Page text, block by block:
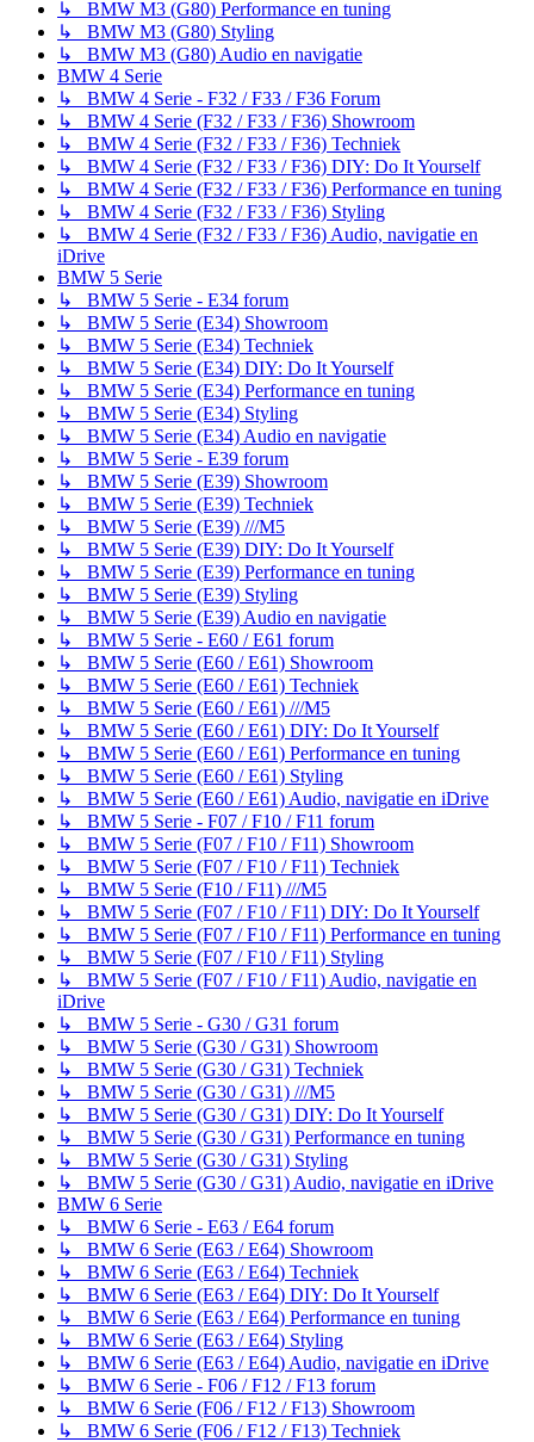
↳ BMW M3 (G80) Performance en tuning
↳ BMW M3 (G80) Styling
↳ BMW M3 (G80) Audio en navigatie
BMW 4 Serie
↳ BMW 4 Serie - F32 / F33 / F36 Forum
↳ BMW 4 Serie (F32 / F33 / F36) Showroom
↳ BMW 4 Serie (F32 / F33 / F36) Techniek
↳ BMW 4 Serie (F32 / F33 / F36) DIY: Do It Yourself
↳ BMW 4 Serie (F32 / F33 / F36) Performance en tuning
↳ BMW 4 Serie (F32 / F33 / F36) Styling
↳ BMW 4 Serie (F32 / F33 / F36) Audio, navigatie en
iDrive
BMW 5 Serie
↳ BMW 5 Serie - E34 forum
↳ BMW 5 Serie (E34) Showroom
↳ BMW 5 Serie (E34) Techniek
↳ BMW 5 Serie (E34) DIY: Do It Yourself
↳ BMW 5 Serie (E34) Performance en tuning
↳ BMW 5 Serie (E34) Styling
↳ BMW 5 Serie (E34) Audio en navigatie
↳ BMW 5 Serie - E39 forum
↳ BMW 5 Serie (E39) Showroom
↳ BMW 5 Serie (E39) Techniek
↳ BMW 5 Serie (E39) ///M5
↳ BMW 5 Serie (E39) DIY: Do It Yourself
↳ BMW 5 Serie (E39) Performance en tuning
↳ BMW 5 Serie (E39) Styling
↳ BMW 5 Serie (E39) Audio en navigatie
↳ BMW 5 Serie - E60 / E61 forum
↳ BMW 5 Serie (E60 / E61) Showroom
↳ BMW 5 Serie (E60 / E61) Techniek
↳ BMW 5 Serie (E60 / E61) ///M5
↳ BMW 5 Serie (E60 / E61) DIY: Do It Yourself
↳ BMW 5 Serie (E60 / E61) Performance en tuning
↳ BMW 5 Serie (E60 / E61) Styling
↳ BMW 5 Serie (E60 / E61) Audio, navigatie en iDrive
↳ BMW 5 Serie - F07 / F10 / F11 forum
↳ BMW 5 Serie (F07 / F10 / F11) Showroom
↳ BMW 5 Serie (F07 / F10 / F11) Techniek
↳ BMW 5 Serie (F10 / F11) ///M5
↳ BMW 5 Serie (F07 / F10 / F11) DIY: Do It Yourself
↳ BMW 5 Serie (F07 / F10 / F11) Performance en tuning
↳ BMW 5 Serie (F07 / F10 / F11) Styling
↳ BMW 5 Serie (F07 / F10 / F11) Audio, navigatie en
iDrive
↳ BMW 5 Serie - G30 / G31 forum
↳ BMW 5 Serie (G30 / G31) Showroom
↳ BMW 5 Serie (G30 / G31) Techniek
↳ BMW 5 Serie (G30 / G31) ///M5
↳ BMW 5 Serie (G30 / G31) DIY: Do It Yourself
↳ BMW 5 Serie (G30 / G31) Performance en tuning
↳ BMW 5 Serie (G30 / G31) Styling
↳ BMW 5 Serie (G30 / G31) Audio, navigatie en iDrive
BMW 6 Serie
↳ BMW 6 Serie - E63 / E64 forum
↳ BMW 6 Serie (E63 / E64) Showroom
↳ BMW 6 Serie (E63 / E64) Techniek
↳ BMW 6 Serie (E63 / E64) DIY: Do It Yourself
↳ BMW 6 Serie (E63 / E64) Performance en tuning
↳ BMW 6 Serie (E63 / E64) Styling
↳ BMW 6 Serie (E63 / E64) Audio, navigatie en iDrive
↳ BMW 6 Serie - F06 / F12 / F13 forum
↳ BMW 6 Serie (F06 / F12 / F13) Showroom
↳ BMW 6 Serie (F06 / F12 / F13) Techniek